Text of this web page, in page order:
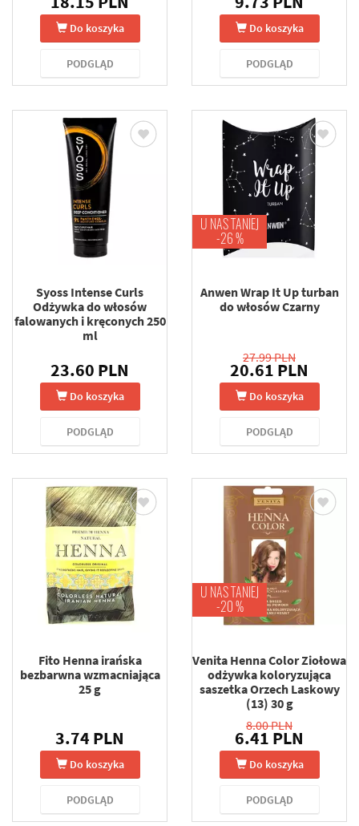
Do koszyka
PODGLĄD
Do koszyka
PODGLĄD
Syoss Intense Curls
Odżywka do włosów
falowanych i kręconych 250
ml
23.60 PLN
Do koszyka
PODGLĄD
U NAS TANIEJ
-26 %
Anwen Wrap It Up turban
do włosów Czarny
27.99 PLN
20.61 PLN
Do koszyka
PODGLĄD
Fito Henna irańska
bezbarwna wzmacniająca
25 g
3.74 PLN
Do koszyka
PODGLĄD
U NAS TANIEJ
-20 %
Venita Henna Color Ziołowa
odżywka koloryzująca
saszetka Orzech Laskowy
(13) 30 g
8.00 PLN
6.41 PLN
Do koszyka
PODGLĄD